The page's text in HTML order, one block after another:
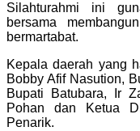
Silahturahmi ini
bersama
bermartabat.
Kepala daerah yang
Bobby Afif Nasution,
Bupati Batubara, Ir
Pohan dan Ketua
Penarik.